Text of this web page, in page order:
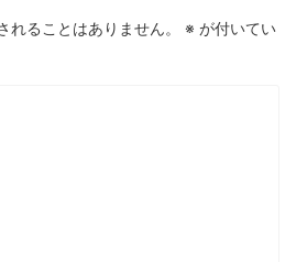
れることはありません。 ※ が付いてい